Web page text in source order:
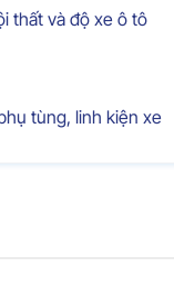
thất và độ xe ô tô
tùng, linh kiện xe